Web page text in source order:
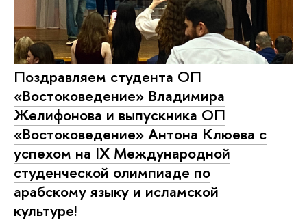
Поздравляем студента ОП
«Востоковедение» Владимира
Желифонова и выпускника ОП
«Востоковедение» Антона Клюева с
успехом на IX Международной
студенческой олимпиаде по
арабскому языку и исламской
культуре!